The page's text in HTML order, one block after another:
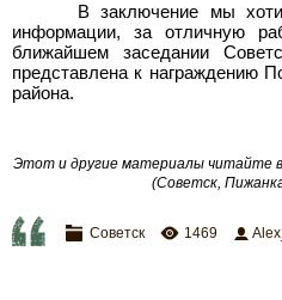
В заключение мы
информации, за отличную
ближайшем заседании
представлена к награждению
района.
Этот и другие материалы читайте
(Советск,
Советск 1469